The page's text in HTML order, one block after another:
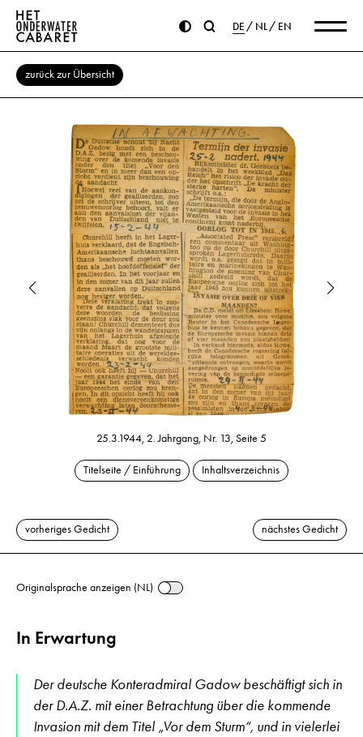
DE NL EN
zurück zur Übersicht
25.3.1944, 2. Jahrgang, Nr. 13, Seite 5
Titelseite / Einführung Inhaltsverzeichnis
vorheriges Gedicht nächstes Gedicht
Originalsprache anzeigen (NL)
In Erwartung
Der deutsche Konteradmiral Gadow beschäftigt sich in
der D.A.Z. mit einer Betrachtung über die kommende
Invasion mit dem Titel „Vor dem Sturm“, und in vielerlei